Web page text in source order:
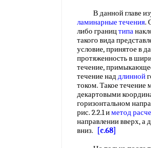
В данной главе
ламинарные течения.
либо граництипа
такого вида
условие, принятое в
протяженность в
течение,
течение наддлинной
током. Такое
декартовыми
горизонтальном
рис. 2.2.1 иметод
направлении вверх, а
вниз.
[c.68]